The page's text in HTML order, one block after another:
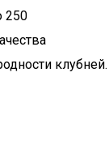
250
клубней.